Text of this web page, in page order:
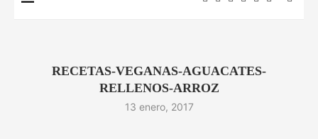
RECETAS-VEGANAS-AGUACATES-
RELLENOS-ARROZ
13 enero, 2017